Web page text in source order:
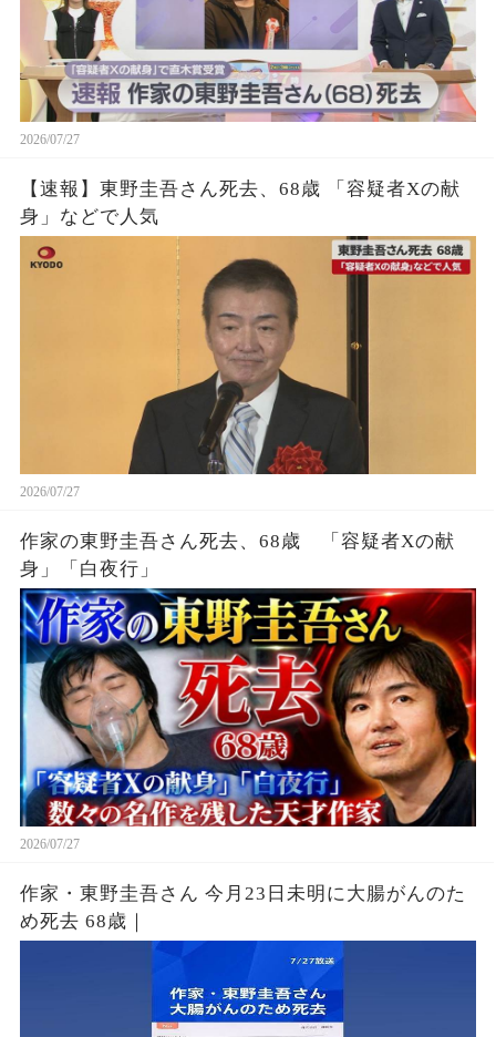
2026/07/27
【速報】東野圭吾さん死去、68歳 「容疑者Xの献
身」などで人気
2026/07/27
作家の東野圭吾さん死去、68歳 「容疑者Xの献
身」「白夜行」
2026/07/27
作家・東野圭吾さん 今月23日未明に大腸がんのた
め死去 68歳｜